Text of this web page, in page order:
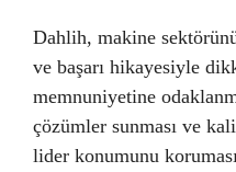
Dahlih, makine
ve başarı hikayesiyle
memnuniyetine
çözümler sunması ve
lider konumunu